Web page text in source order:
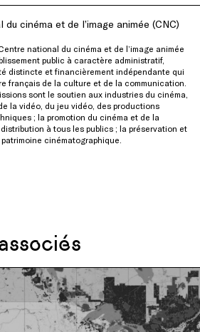
cinéma et de l’image animée (CNC)
national du cinéma et de l’image animée
public à caractère administratif,
distincte et financièrement indépendante qui
français de la culture et de la communication.
sont le soutien aux industries du cinéma,
la vidéo, du jeu vidéo, des productions
; la promotion du cinéma et de la
à tous les publics ; la préservation et
cinématographique.